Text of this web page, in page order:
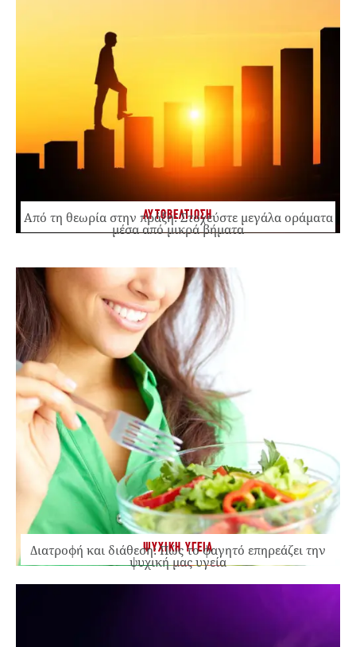
ΑΥΤΟΒΕΛΤΙΩΣΗ
Από τη θεωρία στην πράξη: Στοχεύστε μεγάλα οράματα
μέσα από μικρά βήματα
ΨΥΧΙΚΗ ΥΓΕΙΑ
Διατροφή και διάθεση: Πώς το φαγητό επηρεάζει την
ψυχική μας υγεία